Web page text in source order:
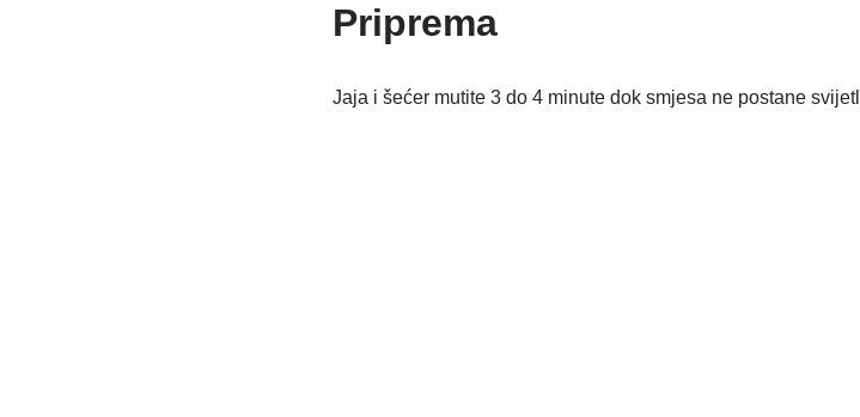
Priprema
Jaja i šećer mutite 3 do 4 minute dok smjesa ne postane